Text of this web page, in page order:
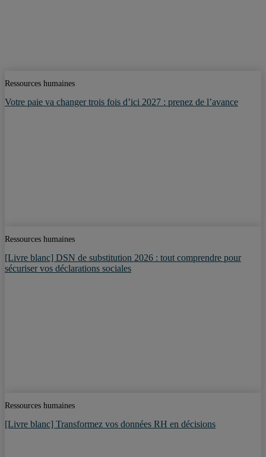
Ressources humaines
Votre paie va changer trois fois d’ici 2027 : prenez de l’avance
Ressources humaines
[Livre blanc] DSN de substitution 2026 : tout comprendre pour
sécuriser vos déclarations sociales
Ressources humaines
[Livre blanc] Transformez vos données RH en décisions